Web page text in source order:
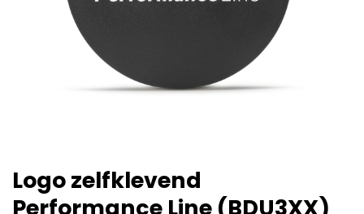
Logo zelfklevend
Performance Line (BDU3XX)